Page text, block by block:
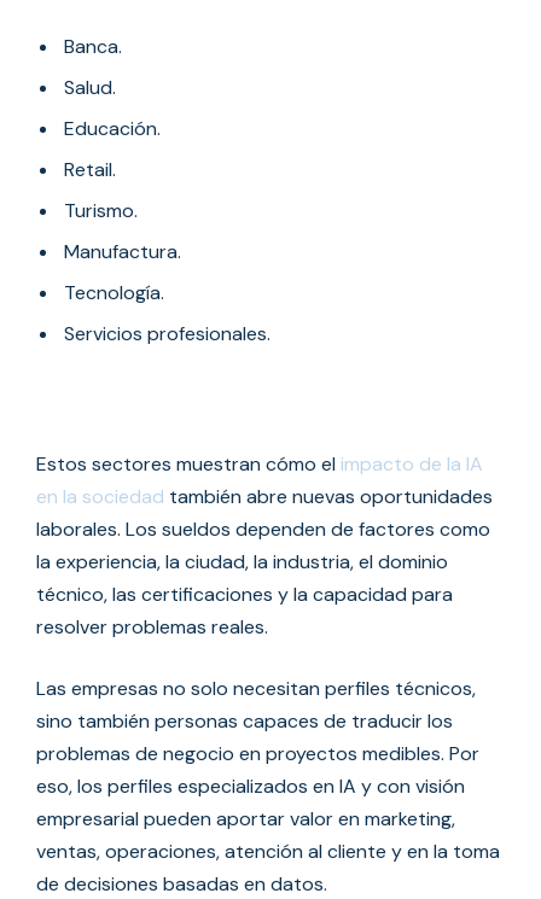
Banca.
Salud.
Educación.
Retail.
Turismo.
Manufactura.
Tecnología.
Servicios profesionales.
Estos sectores muestran cómo el impacto de la IA
en la sociedad también abre nuevas oportunidades
laborales. Los sueldos dependen de factores como
la experiencia, la ciudad, la industria, el dominio
técnico, las certificaciones y la capacidad para
resolver problemas reales.
Las empresas no solo necesitan perfiles técnicos,
sino también personas capaces de traducir los
problemas de negocio en proyectos medibles. Por
eso, los perfiles especializados en IA y con visión
empresarial pueden aportar valor en marketing,
ventas, operaciones, atención al cliente y en la toma
de decisiones basadas en datos.